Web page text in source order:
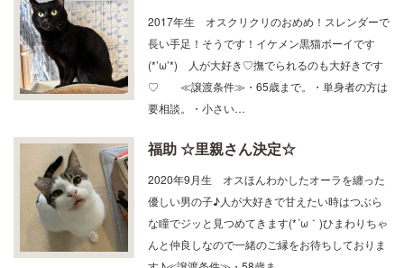
2017年生 オスクリクリのおめめ！スレンダーで
長い手足！そうです！イケメン黒猫ボーイです
(*’ω’*) 人が大好き♡撫でられるのも大好きです
♡ ≪譲渡条件≫・65歳まで。・単身者の方は
要相談。・小さい…
福助 ☆里親さん決定☆
2020年9月生 オスほんわかしたオーラを纏った
優しい男の子♪人が大好きで甘えたい時はつぶら
な瞳でジッと見つめてきます(*´ω｀)ひまわりちゃ
んと仲良しなので一緒のご縁をお待ちしておりま